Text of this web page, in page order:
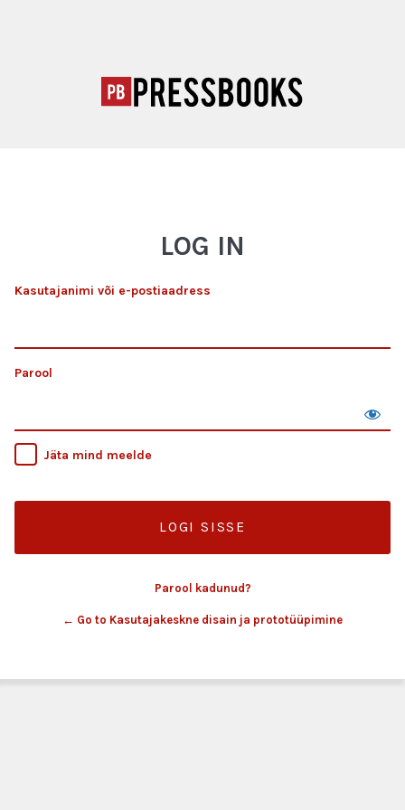
LOG IN
Kasutajanimi või e-postiaadress
Parool
Jäta mind meelde
Parool kadunud?
← Go to Kasutajakeskne disain ja prototüüpimine